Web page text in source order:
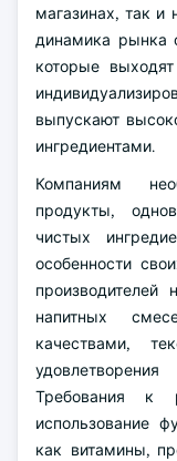
магазинах, так и
динамика рынка
которые
выпускают
ингредиентами.
Компаниям
продукты,
чистых
особенности
производителей
напитных
качествами,
Требования к
использование
как витамины,